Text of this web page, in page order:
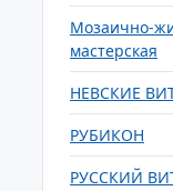
Мозаично-
мастерская
НЕВСКИЕ
РУБИКОН
РУССКИЙ